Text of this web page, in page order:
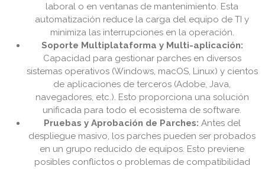
laboral o en ventanas de mantenimiento. Esta
automatización reduce la carga del equipo de TI y
minimiza las interrupciones en la operación.
Soporte Multiplataforma y Multi-aplicación:
Capacidad para gestionar parches en diversos
sistemas operativos (Windows, macOS, Linux) y cientos
de aplicaciones de terceros (Adobe, Java,
navegadores, etc.). Esto proporciona una solución
unificada para todo el ecosistema de software.
Pruebas y Aprobación de Parches: Antes del
despliegue masivo, los parches pueden ser probados
en un grupo reducido de equipos. Esto previene
posibles conflictos o problemas de compatibilidad